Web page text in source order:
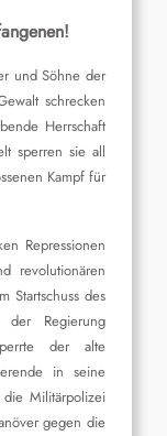
und Söhne der
schrecken
Herrschaft
sperren sie all
Kampf für
Repressionen
revolutionären
Startschuss des
Regierung
der alte
in seine
die Militärpolizei
gegen die